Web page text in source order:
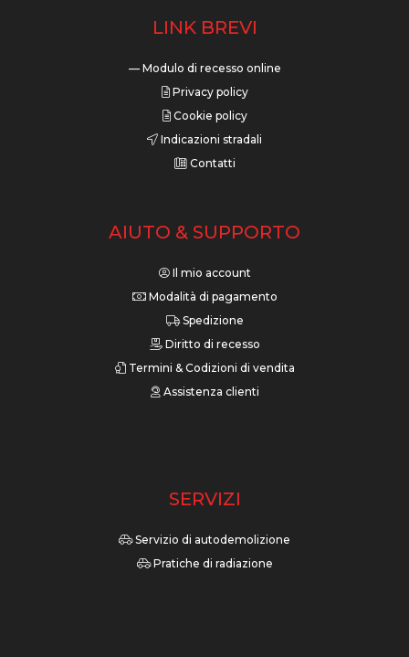
LINK BREVI
— Modulo di recesso online
Privacy policy
Cookie policy
Indicazioni stradali
Contatti
AIUTO & SUPPORTO
Il mio account
Modalità di pagamento
Spedizione
Diritto di recesso
Termini & Codizioni di vendita
Assistenza clienti
SERVIZI
Servizio di autodemolizione
Pratiche di radiazione